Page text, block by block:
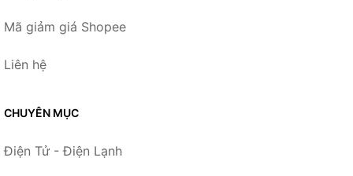
Mã giảm giá Shopee
Liên hệ
CHUYÊN MỤC
Điện Tử - Điện Lạnh